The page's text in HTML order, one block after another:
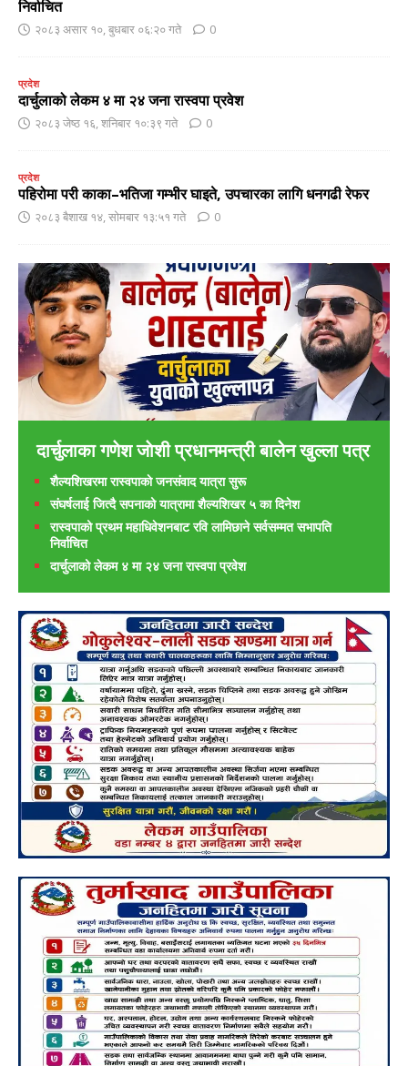
निर्वाचित
२०८३ असार १०, बुधबार ०६:२० गते 0
प्रदेश
दार्चुलाको लेकम ४ मा २४ जना रास्वपा प्रवेश
२०८३ जेष्ठ १६, शनिबार १०:३९ गते 0
प्रदेश
पहिरोमा परी काका–भतिजा गम्भीर घाइते, उपचारका लागि धनगढी रेफर
२०८३ बैशाख १४, सोमबार १३:५१ गते 0
दार्चुलाका गणेश जाेशी प्रधानमन्त्री बालेन खुल्ला पत्र
शैल्यशिखरमा रास्वपाकाे जनसंवाद यात्रा सुरू
संघर्षलाई जित्दै सपनाको यात्रामा शैल्यशिखर ५ का दिनेश
रास्वपाको प्रथम महाधिवेशनबाट रवि लामिछाने सर्वसम्मत सभापति
निर्वाचित
दार्चुलाको लेकम ४ मा २४ जना रास्वपा प्रवेश